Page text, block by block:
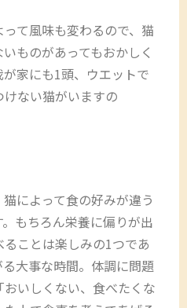
て風味も変わるので、猫
ものがあってもおかしく
家にも1頭、ウエットで
ない猫がいますの
によって食の好みが違う
もちろん栄養に偏りが出
ことは楽しみの1つであ
大事な時間。体調に問題
いしくない、食べたくな